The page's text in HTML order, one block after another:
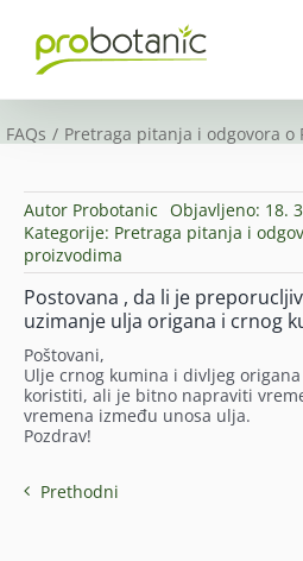
content
FAQs Pretraga pitanja i odgovora
Autor Probotanic Objavljeno: 18.
Kategorije: Pretraga pitanja i
proizvodima
Postovana , da li je
uzimanje ulja origana i crnog
Poštovani,
Ulje crnog kumina i divljeg
koristiti, ali je bitno napraviti
vremena između unosa ulja.
Pozdrav!
Prethodni